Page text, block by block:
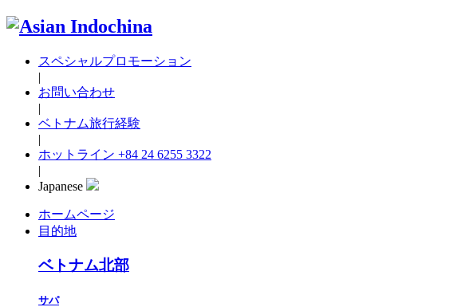
スペシャルプロモーション
|
お問い合わせ
|
ベトナム旅行経験
|
ホットライン +84 24 6255 3322
|
Japanese
ホームページ
目的地
ベトナム北部
サパ